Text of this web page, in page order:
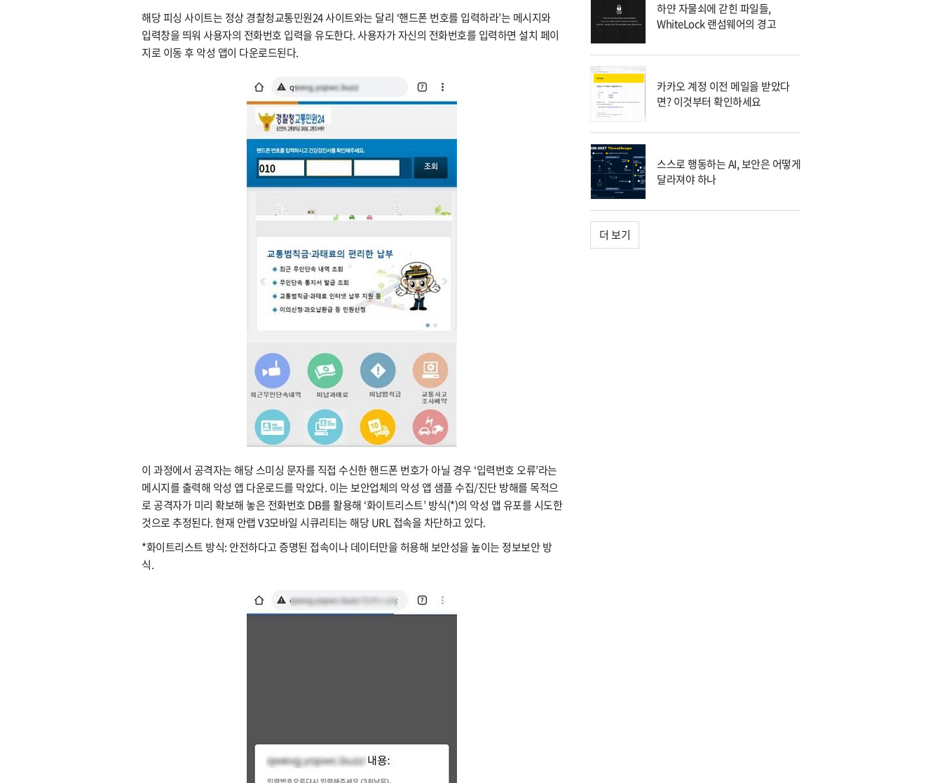
해당 피싱 사이트는 정상 경찰청교통민원24 사이트와는 달리 ‘핸드폰 번호를 입력하라’는 메시지와
입력창을 띄워 사용자의 전화번호 입력을 유도한다. 사용자가 자신의 전화번호를 입력하면 설치 페이
지로 이동 후 악성 앱이 다운로드된다.
이 과정에서 공격자는 해당 스미싱 문자를 직접 수신한 핸드폰 번호가 아닐 경우 ‘입력번호 오류’라는
메시지를 출력해 악성 앱 다운로드를 막았다. 이는 보안업체의 악성 앱 샘플 수집/진단 방해를 목적으
로 공격자가 미리 확보해 놓은 전화번호 DB를 활용해 ‘화이트리스트’ 방식(*)의 악성 앱 유포를 시도한
것으로 추정된다. 현재 안랩 V3모바일 시큐리티는 해당 URL 접속을 차단하고 있다.
*화이트리스트 방식: 안전하다고 증명된 접속이나 데이터만을 허용해 보안성을 높이는 정보보안 방
식.
하얀 자물쇠에 갇힌 파일들,
WhiteLock 랜섬웨어의 경고
카카오 계정 이전 메일을 받았다
면? 이것부터 확인하세요
스스로 행동하는 AI, 보안은 어떻게
달라져야 하나
더 보기